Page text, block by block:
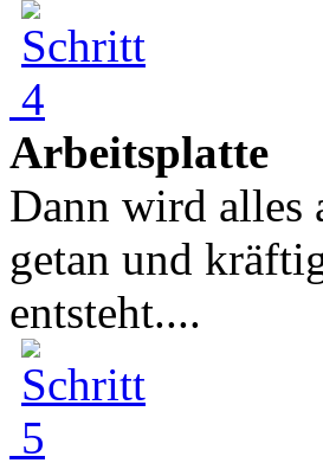
Arbeitsplatte
Dann wird alles
getan und
entsteht....